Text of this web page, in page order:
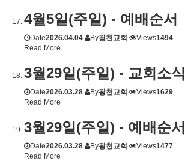
4월5일(주일) - 예배순서
Date2026.04.04 By광천교회 Views1494
Read More
3월29일(주일) - 교회소식
Date2026.03.28 By광천교회 Views1629
Read More
3월29일(주일) - 예배순서
Date2026.03.28 By광천교회 Views1477
Read More